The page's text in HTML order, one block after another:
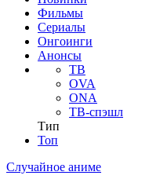
Фильмы
Сериалы
Онгоинги
Анонсы
ТВ
OVA
ONA
ТВ-спэшл
Тип
Топ
Случайное аниме